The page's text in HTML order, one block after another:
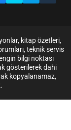
kitap özetleri,
teknik servis
bilgi noktası
gösterilerek dahi
kopyalanamaz,